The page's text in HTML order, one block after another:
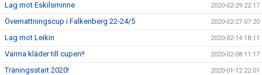
Lag mot Eskilsminne 2020-02-29 22:17
Övernattningscup i Falkenberg 22-24/5 2020-02-27 07:20
Lag mot Leikin 2020-02-14 18:11
Varma kläder till cupen!! 2020-02-08 11:17
Träningsstart 2020! 2020-01-12 22:01